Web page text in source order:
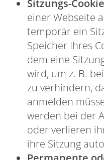
Sitzungs-
einer Webseite
temporär ein
Speicher Ihres
dem eine
wird, um z. B.
zu verhindern,
anmelden
werden bei der
oder verlieren
ihre Sitzung